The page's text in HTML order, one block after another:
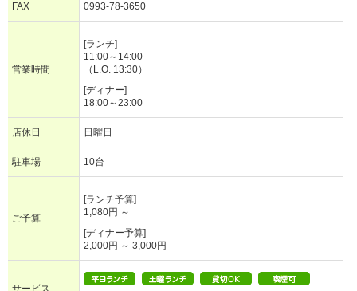
FAX 0993-78-3650
営業時間
[ランチ]
11:00～14:00
（L.O. 13:30）
[ディナー]
18:00～23:00
店休日 日曜日
駐車場 10台
ご予算
[ランチ予算]
1,080円 ～
[ディナー予算]
2,000円 ～ 3,000円
サービス